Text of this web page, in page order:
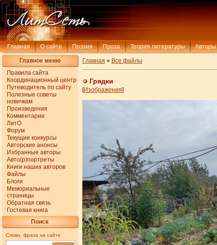
Главная О сайте Поэзия Проза Теория литературы Авторы
Главное меню
Правила сайта
Координационный центр
Путеводитель по сайту
Полезные советы
новичкам
Произведения
Комментарии
ЛитО
Форум
Текущие конкурсы
Авторские анонсы
Избранные авторы
Авто(р)портреты
Книги наших авторов
Файлы
Блоги
Мемориальные
страницы
Обратная связь
Гостевая книга
Поиск
Слово, фраза на сайте
Главная » Все файлы
Грядки
[Изображения]